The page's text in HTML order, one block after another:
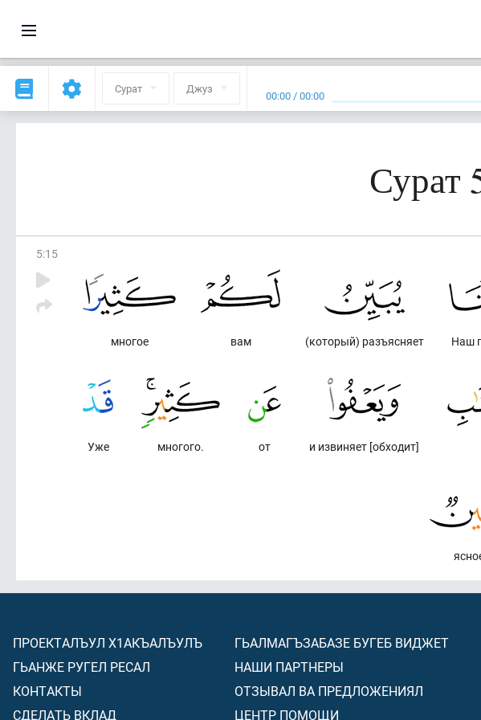
Сурат Джуз 00:00 /00:00
Сурат
5:15
Наш
(который) разъясняет
вам
многое
и извиняет [обходит]
от
многого.
Уже
ПРОЕКТАЛЪУЛ Х1АКЪАЛЪУЛЪ
ГЬАНЖЕ РУГЕЛ РЕСАЛ
КОНТАКТЫ
СДЕЛАТЬ ВКЛАД
ГЬАЛМАГЪЗАБАЗЕ БУГЕБ ВИДЖЕТ
НАШИ ПАРТНЕРЫ
ОТЗЫВАЛ ВА ПРЕДЛОЖЕНИЯЛ
ЦЕНТР ПОМОЩИ